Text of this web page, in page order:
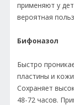
применяют у
вероятная
Бифоназол
Быстро
пластины и
Сохраняет
48-72 часов.